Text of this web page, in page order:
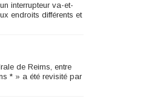
interrupteur va-et-
endroits différents et
de Reims, entre
* » a été revisité par